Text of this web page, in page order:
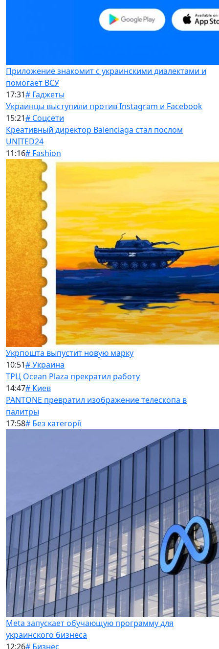
Приложение знакомит с украинскими диалектами и
помогает ВСУ
17:31# Гаджеты
Украинцы выступили против Instagram и Facebook
15:21# Соцсети
Креативный директор Balenciaga стал послом
UNITED24
11:16# Fashion
Укрпошта выпустит новую марку
10:51# Украина
ТРЦ Ocean Plaza прекратил работу
14:47# Киев
PANTONE превратил изображение телескопа в
палитры
17:58# Без категорії
Meta запускает обучающую программу для
украинского бизнеса
12:26# Бизнес